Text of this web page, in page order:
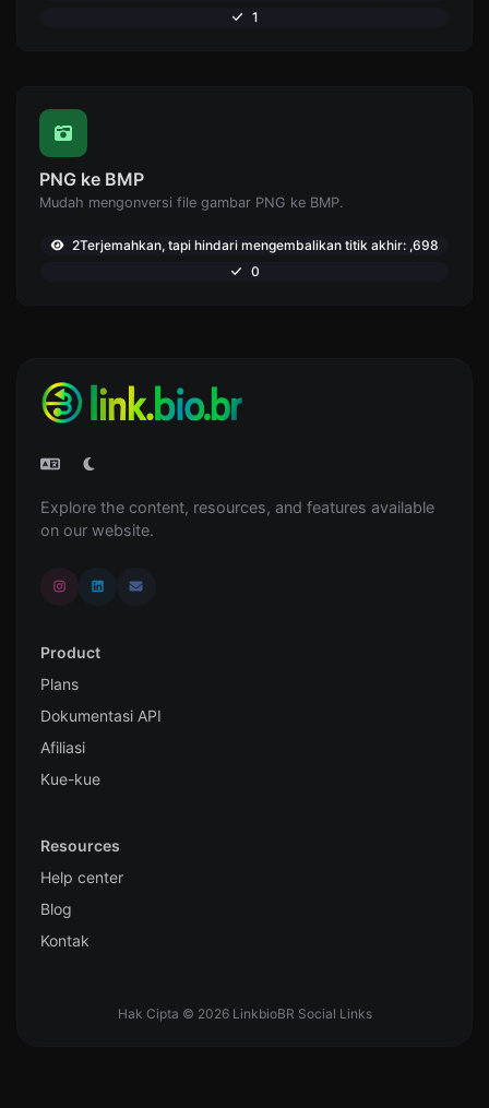
1
PNG ke BMP
Mudah mengonversi file gambar PNG ke BMP.
2Terjemahkan, tapi hindari mengembalikan titik akhir: ,698
0
Explore the content, resources, and features available
on our website.
Product
Plans
Dokumentasi API
Afiliasi
Kue-kue
Resources
Help center
Blog
Kontak
Hak Cipta © 2026 LinkbioBR Social Links